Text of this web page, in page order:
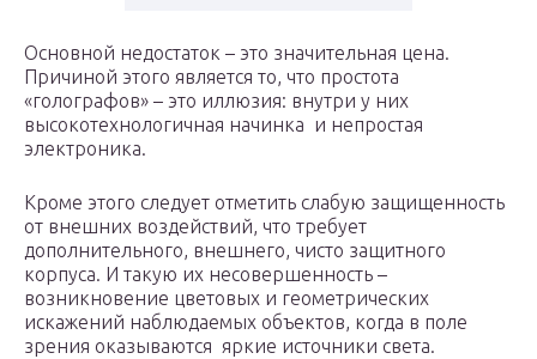
Основной недостаток – это значительная цена.
Причиной этого является то, что простота
«голографов» – это иллюзия: внутри у них
высокотехнологичная начинка и непростая
электроника.
Кроме этого следует отметить слабую защищенность
от внешних воздействий, что требует
дополнительного, внешнего, чисто защитного
корпуса. И такую их несовершенность –
возникновение цветовых и геометрических
искажений наблюдаемых объектов, когда в поле
зрения оказываются яркие источники света.